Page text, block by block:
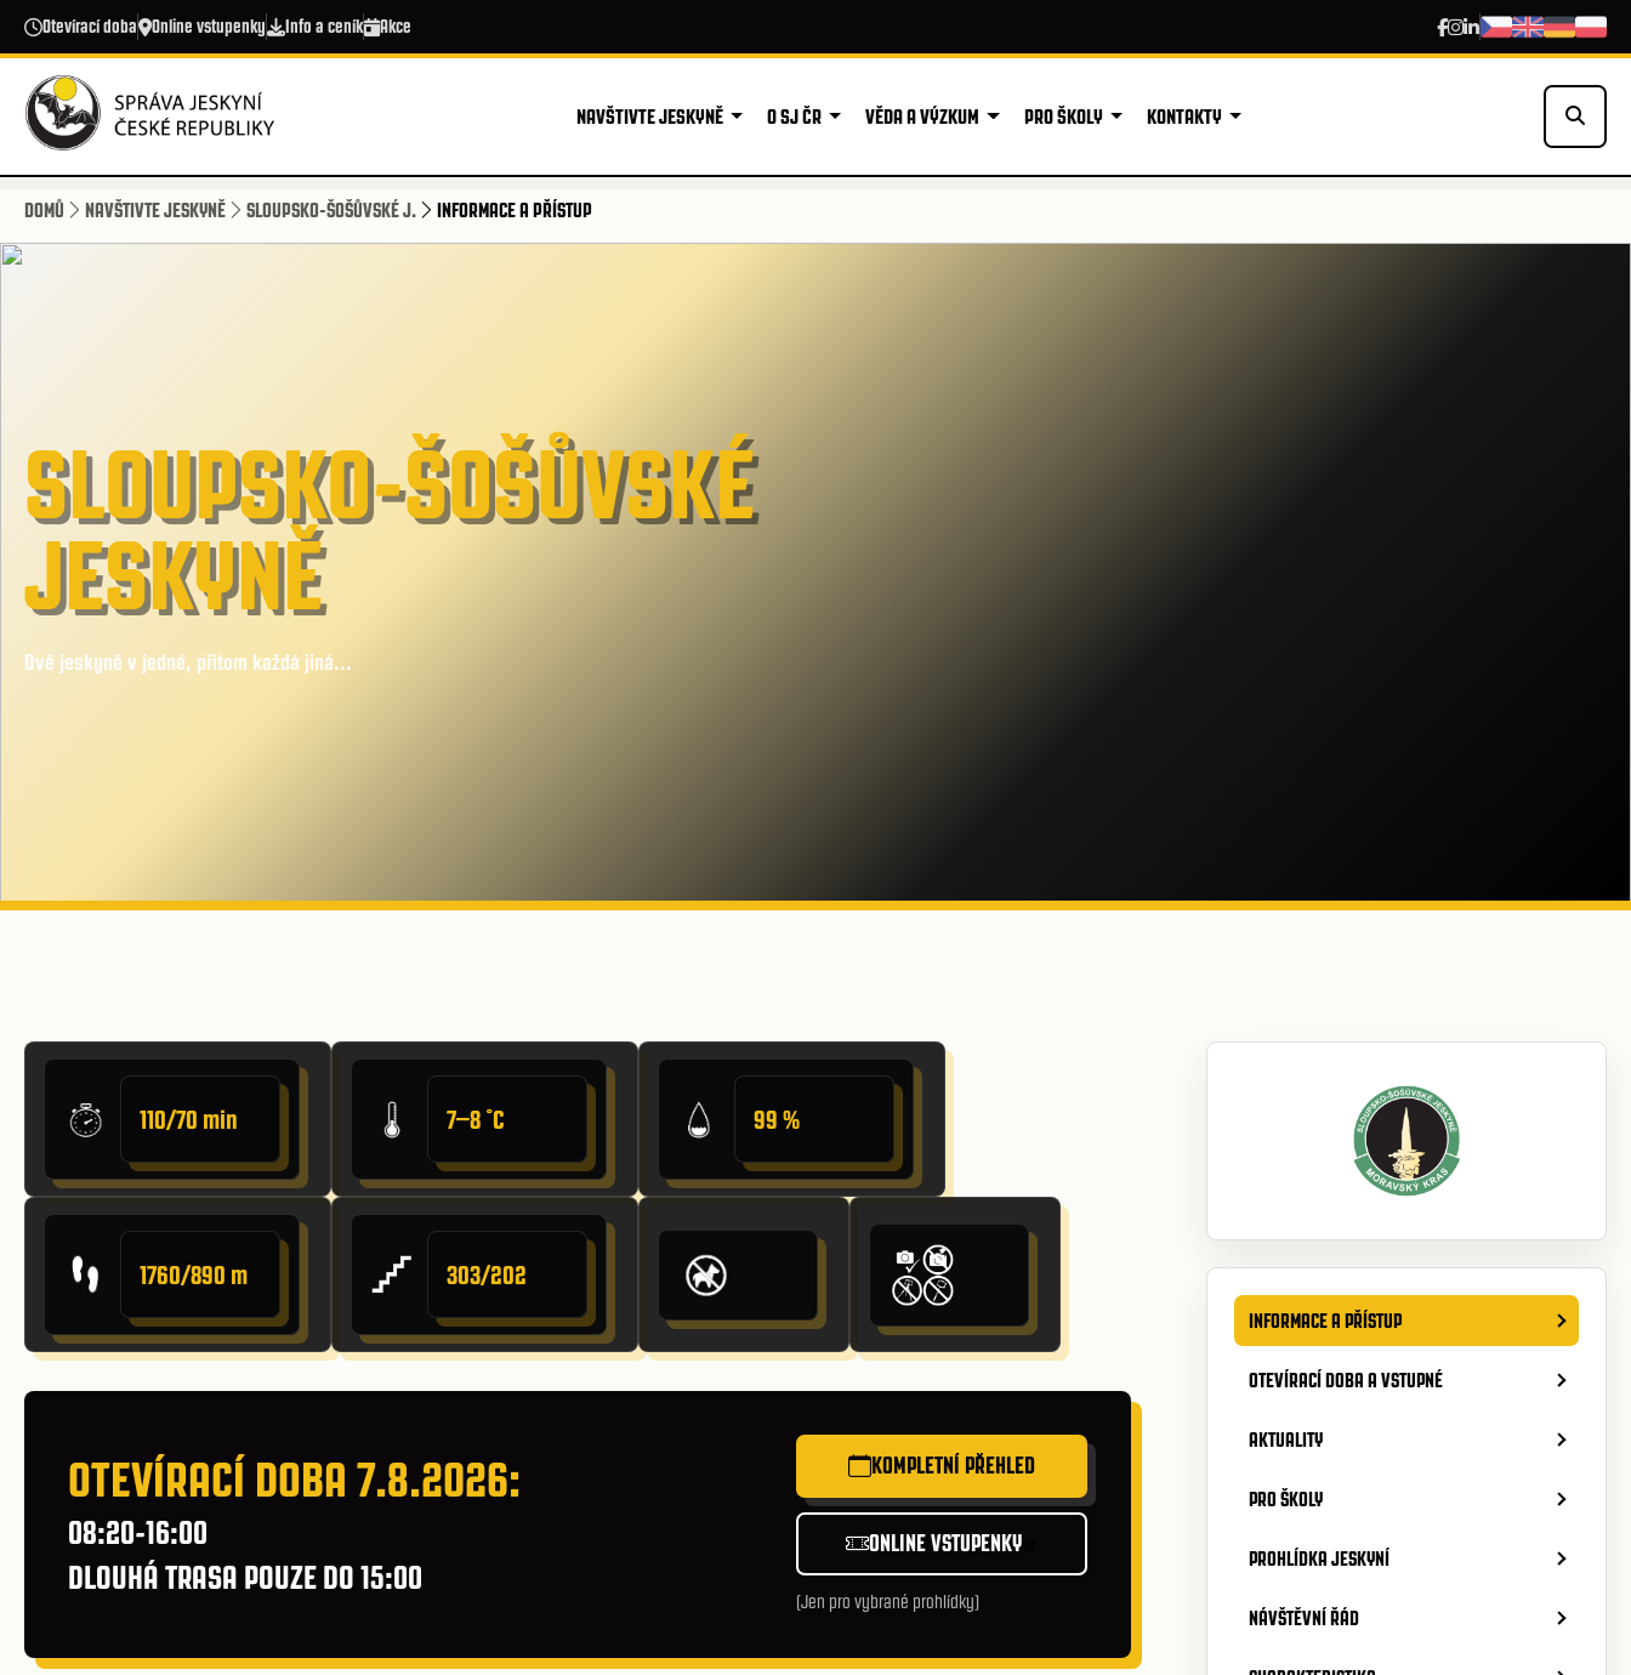
Přejít k hlavnímu obsahu
Otevírací doba Online vstupenky Info a ceník Akce
NAVŠTIVTE JESKYNĚ O SJ ČR VĚDA A VÝZKUM PRO ŠKOLY KONTAKTY
DOMŮ NAVŠTIVTE JESKYNĚ SLOUPSKO-ŠOŠŮVSKÉ J. INFORMACE A PŘÍSTUP
SLOUPSKO-ŠOŠŮVSKÉ
JESKYNĚ
Dvě jeskyně v jedné, přitom každá jiná...
110/70 min 7–8 ˚C 99 %
1760/890 m 303/202
OTEVÍRACÍ DOBA 7.8.2026:
08:20-16:00
DLOUHÁ TRASA POUZE DO 15:00
KOMPLETNÍ PŘEHLED
ONLINE VSTUPENKY
(Jen pro vybrané prohlídky)
INFORMACE A PŘÍSTUP
OTEVÍRACÍ DOBA A VSTUPNÉ
AKTUALITY
PRO ŠKOLY
PROHLÍDKA JESKYNÍ
NÁVŠTĚVNÍ ŘÁD